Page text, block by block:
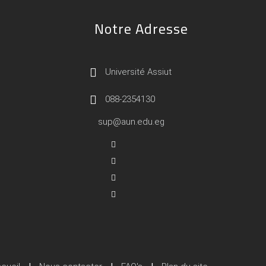
Notre Adresse
Université Assiut
088-2354130
sup@aun.edu.eg